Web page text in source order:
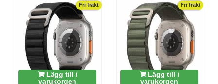
Fri frakt
Lägg till i
varukorgen
Fri frakt
Lägg till i
varukorgen